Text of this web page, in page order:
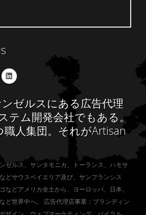
ゼルスにある広告代理
テム開発会社でもある。
人集団。それがArtisan
ゼルス、サンタモニカ、トーランス、ハモサ
どサウスベイエリア及び、サンフランシス
などアメリカ全土から、ヨーロッパ、日本、
ど世界中へ。 広告代理店事業：ブランディン